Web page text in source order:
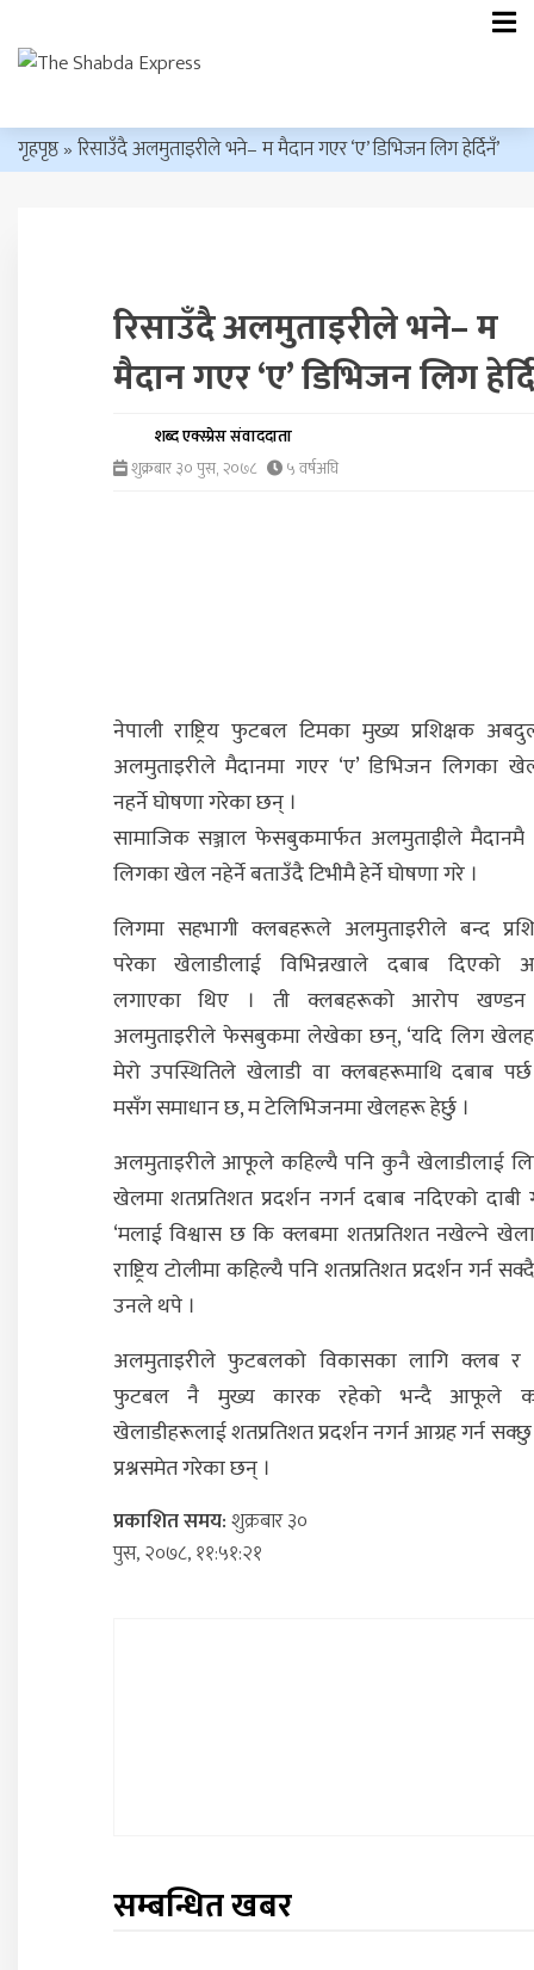
गृहपृष्ठ»रिसाउँदै अलमुताइरीले भने– म मैदान गएर ‘ए’ डिभिजन लिग हेर्दिनँ’
रिसाउँदै अलमुताइरीले भने– म
मैदान गएर ‘ए’ डिभिजन लिग
शब्द एक्स्प्रेस संवाददाता
शुक्रबार ३० पुस, २०७८
५ वर्षअघि
नेपाली राष्ट्रिय फुटबल टिमका मुख्य प्रशिक्षक
अलमुताइरीले मैदानमा गएर ‘ए’ डिभिजन लिगका
नहर्ने घोषणा गरेका छन् ।
सामाजिक सञ्जाल फेसबुकमार्फत अलमुताइीले मैदानमै
लिगका खेल नहेर्ने बताउँदै टिभीमै हेर्ने घोषणा गरे ।
लिगमा सहभागी क्लबहरूले अलमुताइरीले बन्द
परेका खेलाडीलाई विभिन्नखाले दबाब दिएको
लगाएका थिए । ती क्लबहरूको आरोप खण्डन
अलमुताइरीले फेसबुकमा लेखेका छन्, ‘यदि लिग
मेरो उपस्थितिले खेलाडी वा क्लबहरूमाथि दबाब
मसँग समाधान छ, म टेलिभिजनमा खेलहरू हेर्छु ।
अलमुताइरीले आफूले कहिल्यै पनि कुनै खेलाडीलाई
खेलमा शतप्रतिशत प्रदर्शन नगर्न दबाब नदिएको दाबी
‘मलाई विश्वास छ कि क्लबमा शतप्रतिशत नखेल्ने
राष्ट्रिय टोलीमा कहिल्यै पनि शतप्रतिशत प्रदर्शन गर्न
उनले थपे ।
अलमुताइरीले फुटबलको विकासका लागि क्लब र
फुटबल नै मुख्य कारक रहेको भन्दै आफूले
खेलाडीहरूलाई शतप्रतिशत प्रदर्शन नगर्न आग्रह गर्न
प्रश्नसमेत गरेका छन् ।
प्रकाशित समय:शुक्रबार ३०
पुस, २०७८, ११:५१:२१
सम्बन्धित खबर